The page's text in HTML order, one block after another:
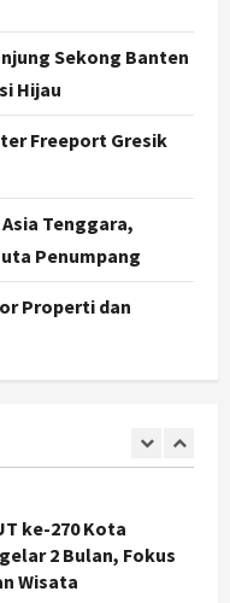
Sekong Banten
Hijau
Freeport Gresik
Tenggara,
Penumpang
Properti dan
Tim Provinsi
Sepatu Murah
untuk Sekolah
703 Jadi
Ini Pesan Ali
ke-270 Kota
2 Bulan, Fokus
Wisata